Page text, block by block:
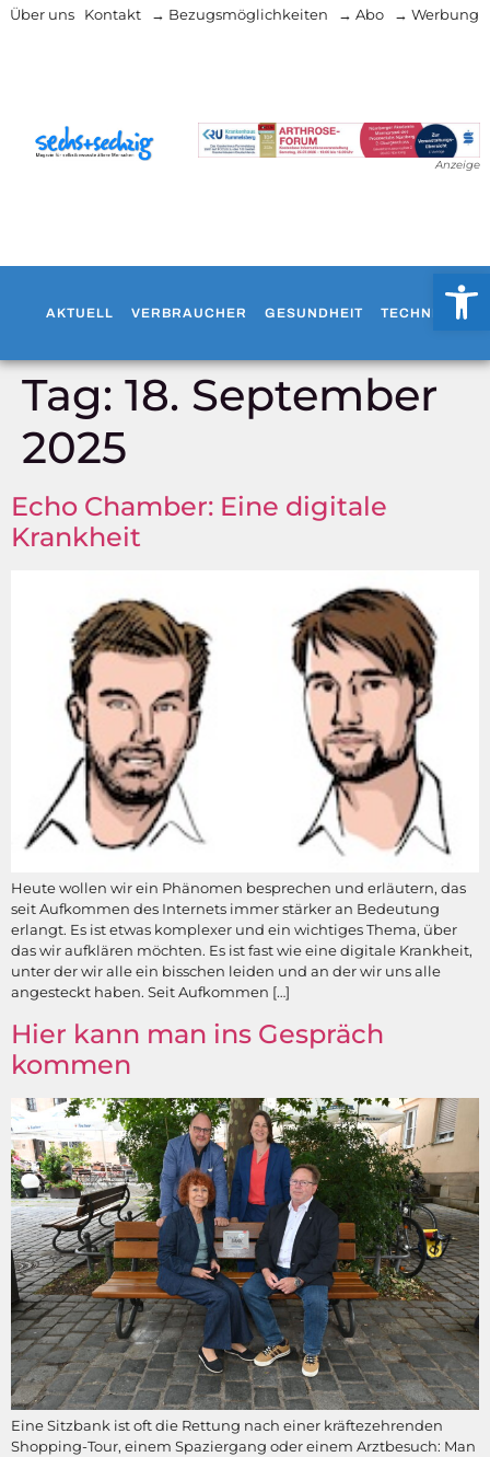
Über uns Kontakt → Bezugsmöglichkeiten → Abo → Werbung
Anzeige
AKTUELL VERBRAUCHER GESUNDHEIT TECHNIK
Tag: 18. September
2025
Echo Chamber: Eine digitale
Krankheit
Heute wollen wir ein Phänomen besprechen und erläutern, das
seit Aufkommen des Internets immer stärker an Bedeutung
erlangt. Es ist etwas komplexer und ein wichtiges Thema, über
das wir aufklären möchten. Es ist fast wie eine digitale Krankheit,
unter der wir alle ein bisschen leiden und an der wir uns alle
angesteckt haben. Seit Aufkommen […]
Hier kann man ins Gespräch
kommen
Eine Sitzbank ist oft die Rettung nach einer kräftezehrenden
Shopping-Tour, einem Spaziergang oder einem Arztbesuch: Man